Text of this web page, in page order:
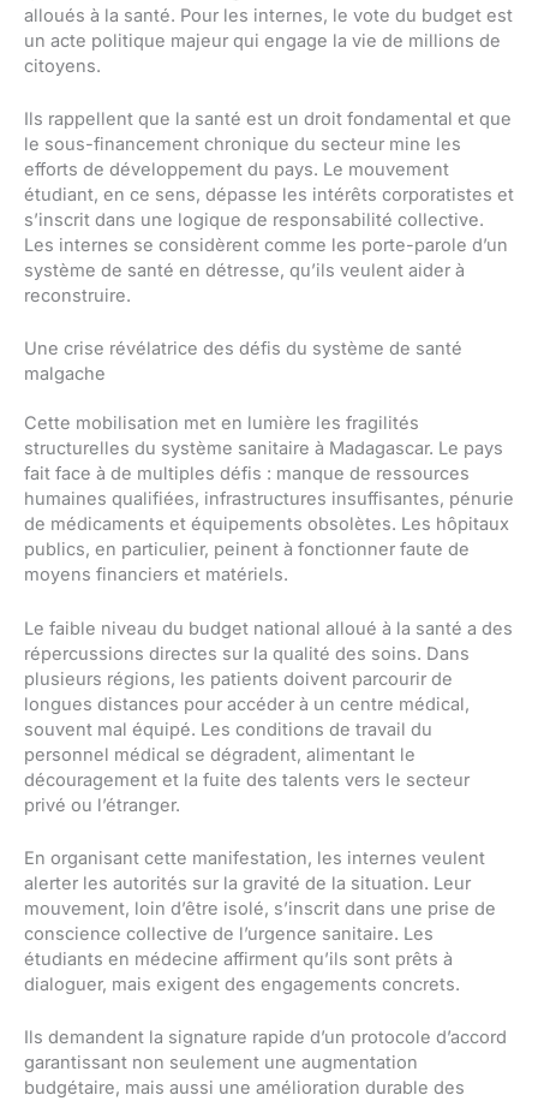
alloués à la santé. Pour les internes, le vote du budget est
un acte politique majeur qui engage la vie de millions de
citoyens.
Ils rappellent que la santé est un droit fondamental et que
le sous-financement chronique du secteur mine les
efforts de développement du pays. Le mouvement
étudiant, en ce sens, dépasse les intérêts corporatistes et
s’inscrit dans une logique de responsabilité collective.
Les internes se considèrent comme les porte-parole d’un
système de santé en détresse, qu’ils veulent aider à
reconstruire.
Une crise révélatrice des défis du système de santé
malgache
Cette mobilisation met en lumière les fragilités
structurelles du système sanitaire à Madagascar. Le pays
fait face à de multiples défis : manque de ressources
humaines qualifiées, infrastructures insuffisantes, pénurie
de médicaments et équipements obsolètes. Les hôpitaux
publics, en particulier, peinent à fonctionner faute de
moyens financiers et matériels.
Le faible niveau du budget national alloué à la santé a des
répercussions directes sur la qualité des soins. Dans
plusieurs régions, les patients doivent parcourir de
longues distances pour accéder à un centre médical,
souvent mal équipé. Les conditions de travail du
personnel médical se dégradent, alimentant le
découragement et la fuite des talents vers le secteur
privé ou l’étranger.
En organisant cette manifestation, les internes veulent
alerter les autorités sur la gravité de la situation. Leur
mouvement, loin d’être isolé, s’inscrit dans une prise de
conscience collective de l’urgence sanitaire. Les
étudiants en médecine affirment qu’ils sont prêts à
dialoguer, mais exigent des engagements concrets.
Ils demandent la signature rapide d’un protocole d’accord
garantissant non seulement une augmentation
budgétaire, mais aussi une amélioration durable des